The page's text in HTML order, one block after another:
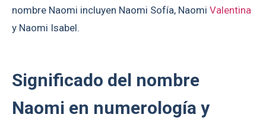
nombre Naomi incluyen Naomi Sofía, Naomi Valentina
y Naomi Isabel.
Significado del nombre
Naomi en numerología y